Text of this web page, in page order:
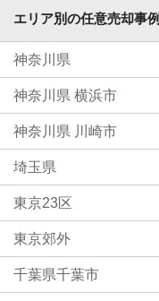
エリア別の任意売却事例
神奈川県
神奈川県 横浜市
神奈川県 川崎市
埼玉県
東京23区
東京郊外
千葉県千葉市